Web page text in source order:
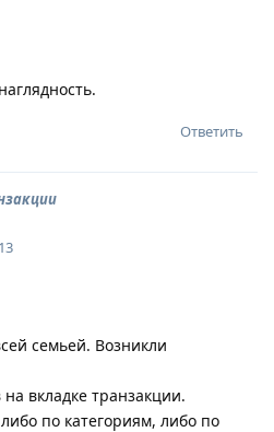
Ответить
семьей. Возникли
вкладке транзакции.
по категориям, либо по